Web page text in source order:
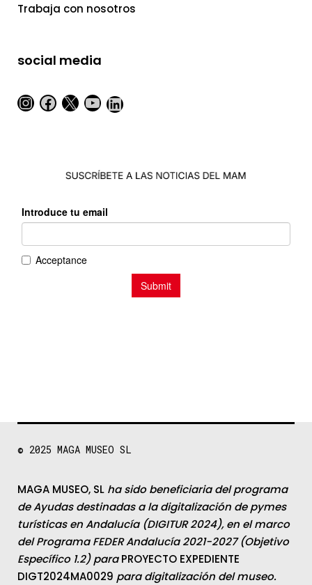
Trabaja con nosotros
social media
Instagram
Facebook
X YouTube
LinkedIn
© 2025 MAGA MUSEO SL
MAGA MUSEO, SL ha sido beneficiaria del programa
de Ayudas destinadas a la digitalización de pymes
turísticas en Andalucía (DIGITUR 2024), en el marco
del Programa FEDER Andalucía 2021-2027 (Objetivo
Específico 1.2) paraPROYECTO EXPEDIENTE
DIGT2024MA0029 para digitalización del museo.